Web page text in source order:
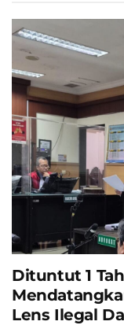
Dituntut 1
Lens Ilegal